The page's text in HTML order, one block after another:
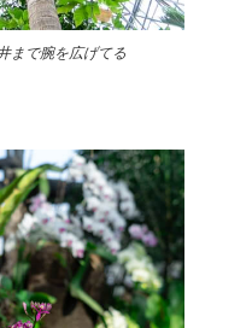
まで腕を広げてる